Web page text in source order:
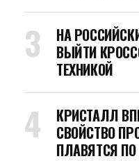
НА
ВЫЙТИ
ТЕХНИКОЙ
КРИСТАЛЛ
СВОЙСТВО
ПЛАВЯТСЯ